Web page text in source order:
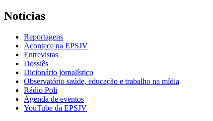
Notícias
Reportagens
Acontece na EPSJV
Entrevistas
Dossiês
Dicionário jornalístico
Observatório saúde, educação e trabalho na mídia
Rádio Poli
Agenda de eventos
YouTube da EPSJV